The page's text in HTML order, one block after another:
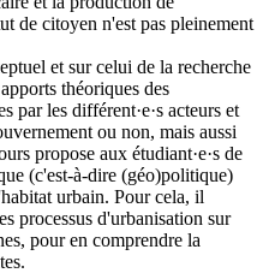
de citoyen n'est pas pleinement
et sur celui de la recherche
théoriques des
par les différent·e·s acteurs et
ou non, mais aussi
propose aux étudiant·e·s de
(c'est-à-dire (géo)politique)
urbain. Pour cela, il
processus d'urbanisation sur
pour en comprendre la